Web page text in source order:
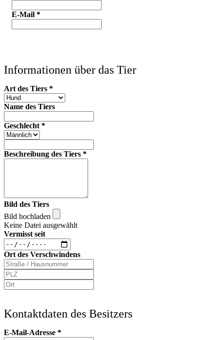
E-Mail *
Informationen über das Tier
Art des Tiers *
Name des Tiers
Geschlecht *
Beschreibung des Tiers *
Bild des Tiers
Bild hochladen
Keine Datei ausgewählt
Vermisst seit
Ort des Verschwindens
Kontaktdaten des Besitzers
E-Mail-Adresse *